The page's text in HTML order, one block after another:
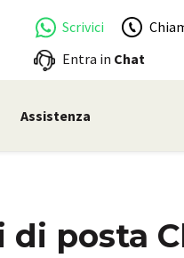
Scrivici
Entra in Chat
Assistenza
posta